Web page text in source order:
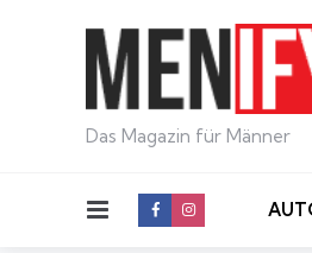
Das Magazin für Männer
Menu